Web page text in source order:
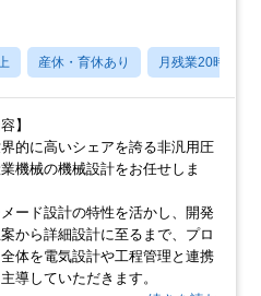
産休・育休あり 月残業20時間以
】
的に高いシェアを誇る非汎用圧
機械の機械設計をお任せしま
ード設計の特性を活かし、開発
から詳細設計に至るまで、プロ
体を電気設計や工程管理と連携
導していただきます。